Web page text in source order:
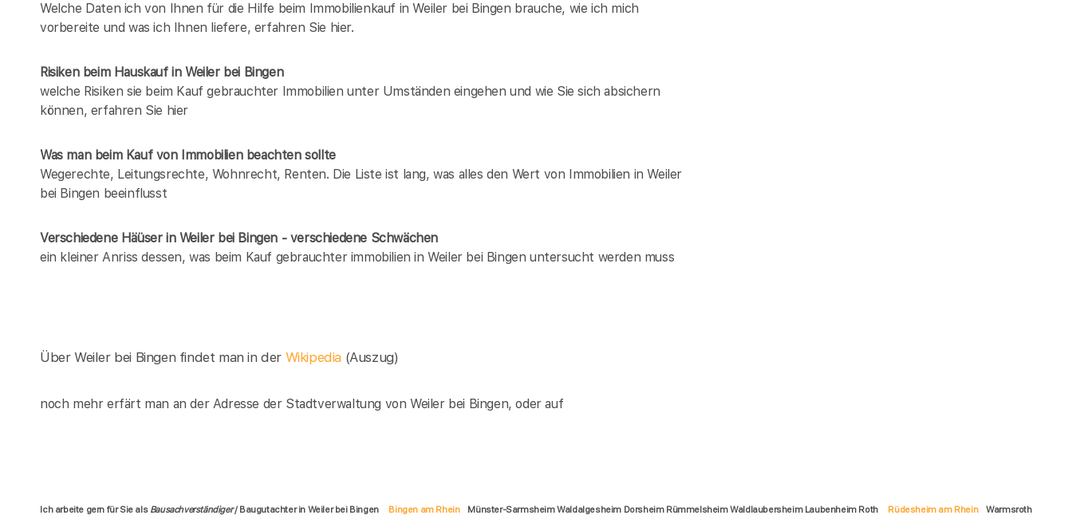
Welche Daten ich von Ihnen für die Hilfe beim Immobilienkauf in Weiler bei Bingen brauche, wie ich mich
vorbereite und was ich Ihnen liefere, erfahren Sie hier.
Risiken beim Hauskaufin Weiler bei Bingen
welche Risiken sie beim Kauf gebrauchter Immobilien unter Umständen eingehen und wie Sie sich absichern
können, erfahren Sie hier
Was man beim Kauf von Immobilien beachten sollte
Wegerechte, Leitungsrechte, Wohnrecht, Renten. Die Liste ist lang, was alles den Wert von Immobilien in Weiler
bei Bingen beeinflusst
Verschiedene Häüser in Weiler bei Bingen - verschiedene Schwächen
ein kleiner Anriss dessen, was beim Kauf gebrauchter immobilien in Weiler bei Bingen untersucht werden muss
Über Weiler bei Bingen findet man in der Wikipedia (Auszug)
noch mehr erfärt man an der Adresse der Stadtverwaltung von Weiler bei Bingen, oder auf
Ich arbeite gern für Sie als Bausachverständiger/ Baugutachter in Weiler bei Bingen Bingen am Rhein Münster-Sarmsheim Waldalgesheim Dorsheim Rümmelsheim Waldlaubersheim Laubenheim Roth Rüdesheim am Rhein Warmsroth